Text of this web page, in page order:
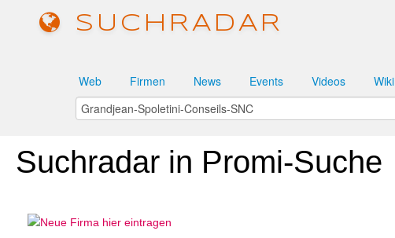
SUCHRADAR
Web Firmen News Events Videos Wiki
Suchradar in Promi-Suche